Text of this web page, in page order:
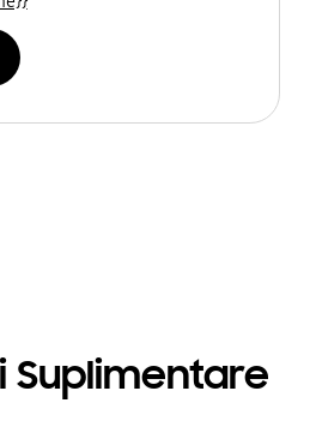
Suplimentare